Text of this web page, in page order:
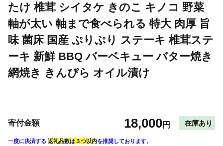
たけ 椎茸 シイタケ きのこ キノコ 野菜
軸が太い 軸まで食べられる 特大 肉厚 旨
味 菌床 国産 ぷりぷり ステーキ 椎茸ステ
ーキ 新鮮 BBQ バーベキュー バター焼き
網焼き きんぴら オイル漬け
寄付金額 18,000円 在庫あり
一度に決済する 返礼品数は３つ以内を推奨しております。